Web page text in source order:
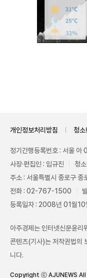
개인정보처리방침 청소
정기간행등록번호 : 서울
사장·편집인 : 임규진
청
주소 : 서울특별시 종로구
전화 : 02-767-1500
등록일자 : 2008년 01월10
아주경제는 인터넷신문윤리
콘텐츠(기사)는 저작권법의
니다.
Copyright ⓒ AJUNEWS